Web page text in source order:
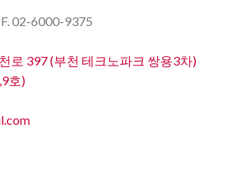
F. 02-6000-9375
로 397 (부천 테크노파크 쌍용3차)
호)